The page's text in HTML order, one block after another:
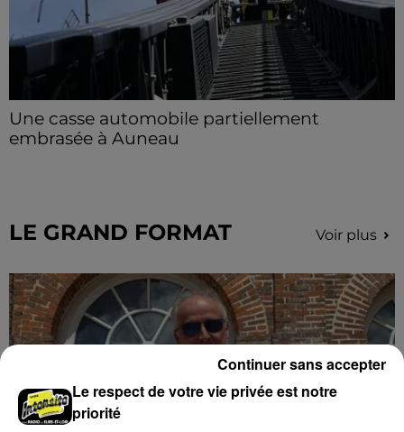
Une casse automobile partiellement
embrasée à Auneau
LE GRAND FORMAT Voir plus
Le respect de votre vie privée est notre
priorité
Continuer sans accepter